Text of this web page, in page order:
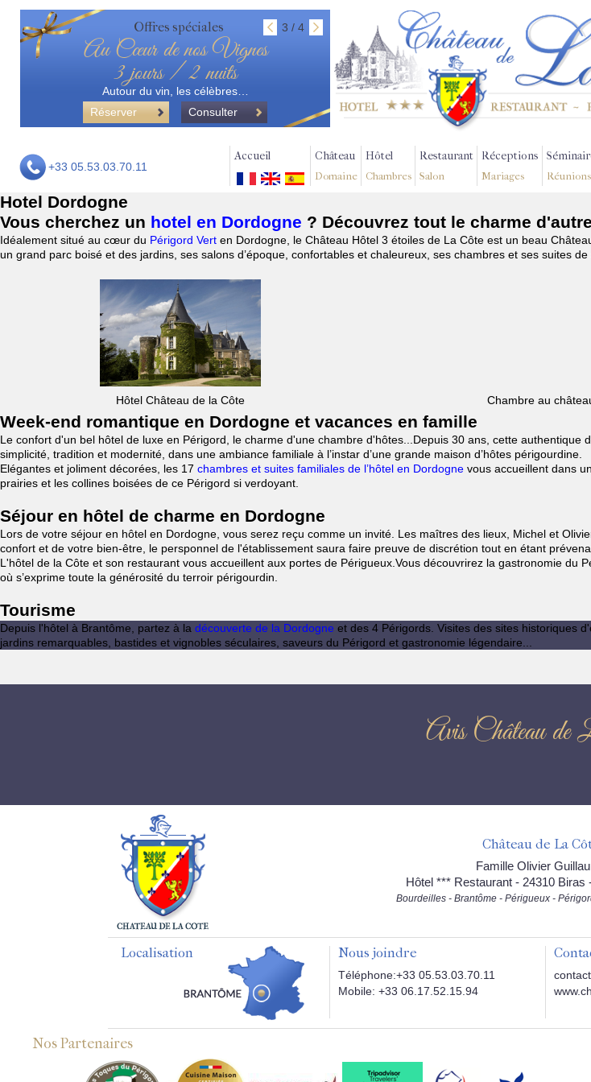
Offres spéciales 3 / 4
Au Cœur de nos Vignes
3 jours / 2 nuits
Autour du vin, les célèbres…
Réserver
Consulter
+33 05.53.03.70.11
Accueil Château
Domaine
Hôtel
Chambres
Restaurant
Salon
Réceptions
Mariages Réunions
Hotel Dordogne
Vous cherchez un hotel en Dordogne ? Découvrez tout le charme
Idéalement situé au cœur du Périgord Vert en Dordogne, le Château Hôtel 3 étoiles de La Côte est un beau
un grand parc boisé et des jardins, ses salons d’époque, confortables et chaleureux, ses chambres et ses suites
Hôtel Château de la Côte Chambre au
Week-end romantique en Dordogne et vacances en famille
Le confort d'un bel hôtel de luxe en Périgord, le charme d'une chambre d'hôtes...Depuis 30 ans, cette authentique
simplicité, tradition et modernité, dans une ambiance familiale à l’instar d’une grande maison d’hôtes périgourdine.
Elégantes et joliment décorées, les 17 chambres et suites familiales de l’hôtel en Dordogne vous accueillent dans
prairies et les collines boisées de ce Périgord si verdoyant.
Séjour en hôtel de charme en Dordogne
Lors de votre séjour en hôtel en Dordogne, vous serez reçu comme un invité. Les maîtres des lieux, Michel et
confort et de votre bien-être, le persponnel de l'établissement saura faire preuve de discrétion tout en étant
L'hôtel de la Côte et son restaurant vous accueillent aux portes de Périgueux.Vous découvrirez la gastronomie
où s’exprime toute la générosité du terroir périgourdin.
Tourisme
Depuis l'hôtel à Brantôme, partez à la découverte de la Dordogne et des 4 Périgords. Visites des sites historiques
jardins remarquables, bastides et vignobles séculaires, saveurs du Périgord et gastronomie légendaire...
Avis Château de
Château de La
Famille Olivier
Hôtel *** Restaurant - 24310 Biras
Bourdeilles - Brantôme - Périgueux -
Localisation Nous joindre
Téléphone:+33 05.53.03.70.11
Mobile: +33 06.17.52.15.94
Nos Partenaires